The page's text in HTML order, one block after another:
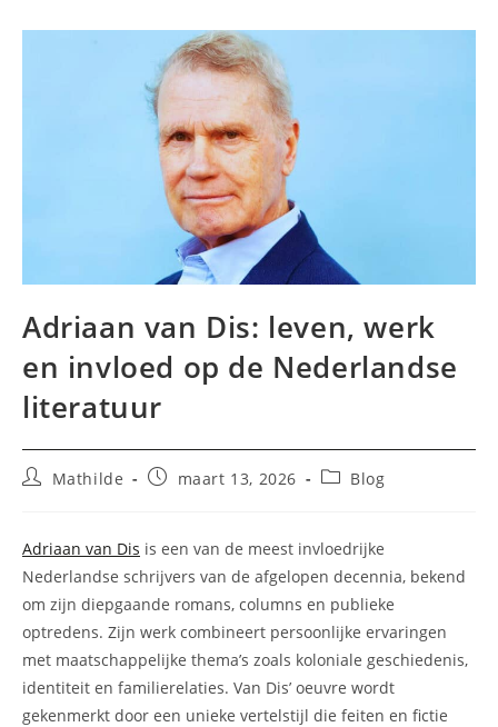
Adriaan van Dis: leven, werk
en invloed op de Nederlandse
literatuur
BerichtMathilde
Berichtmaart 13, 2026 Berichtcategorie:
Blog
Adriaan van Dis is een van de meest invloedrijke
Nederlandse schrijvers van de afgelopen decennia, bekend
om zijn diepgaande romans, columns en publieke
optredens. Zijn werk combineert persoonlijke ervaringen
met maatschappelijke thema’s zoals koloniale geschiedenis,
identiteit en familierelaties. Van Dis’ oeuvre wordt
gekenmerkt door een unieke vertelstijl die feiten en fictie